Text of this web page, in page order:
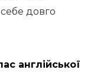
довго
англійської